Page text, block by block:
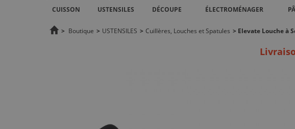
CUISSON USTENSILES DÉCOUPE ÉLECTROMÉNAGER
> Boutique > USTENSILES > Cuillères, Louches et Spatules > Elevate Louche à